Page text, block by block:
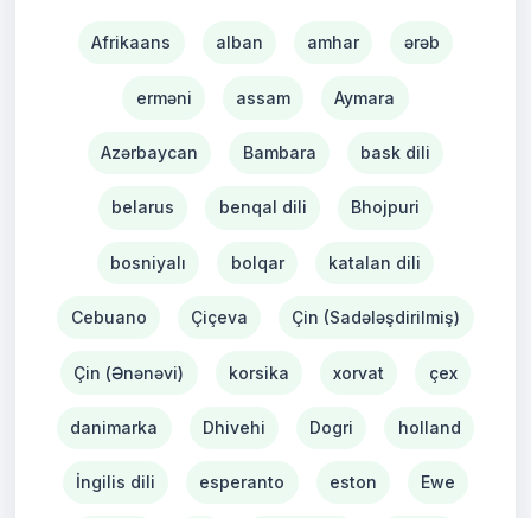
Afrikaans alban amhar ərəb
erməni assam Aymara
Azərbaycan Bambara bask dili
belarus benqal dili Bhojpuri
bosniyalı bolqar katalan dili
Cebuano Çiçeva Çin (Sadələşdirilmiş)
Çin (Ənənəvi) korsika xorvat çex
danimarka Dhivehi Dogri holland
İngilis dili esperanto eston Ewe